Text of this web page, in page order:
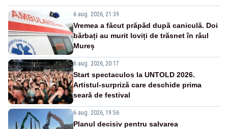
6 aug. 2026, 21:39
Vremea a făcut prăpăd după caniculă. Doi
bărbați au murit loviți de trăsnet în râul
Mureș
6 aug. 2026, 20:17
Start spectaculos la UNTOLD 2026.
Artistul-surpriză care deschide prima
seară de festival
6 aug. 2026, 19:56
Planul decisiv pentru salvarea